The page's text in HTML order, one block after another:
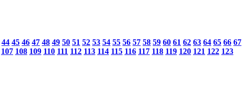
44 45 46 47 48 49 50 51 52 53 54 55 56 57 58 59 60 61 62 63 64 65 66 67
107 108 109 110 111 112 113 114 115 116 117 118 119 120 121 122 123